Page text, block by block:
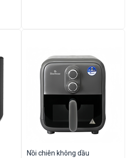
Nồi chiên không dầu